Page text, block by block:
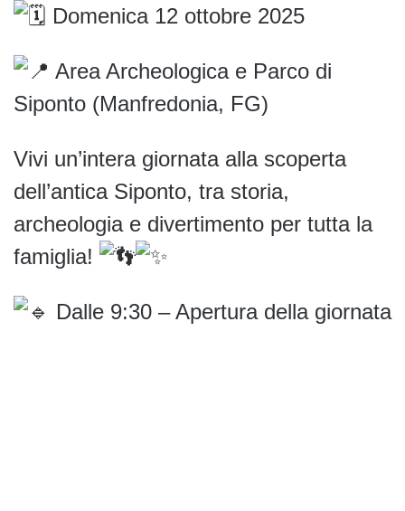
Domenica 12 ottobre 2025
Area Archeologica e Parco di
Siponto (Manfredonia, FG)
Vivi un’intera giornata alla scoperta
dell’antica Siponto, tra storia,
archeologia e divertimento per tutta la
famiglia!
Dalle 9:30 – Apertura della giornata